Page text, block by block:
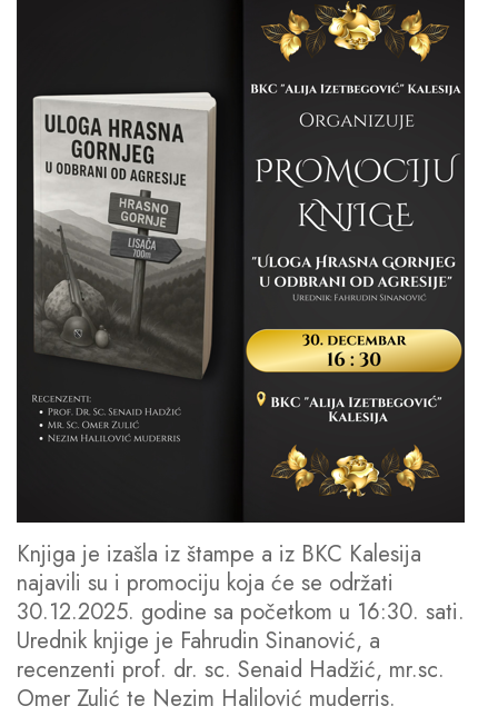
Knjiga je izašla iz štampe a iz BKC Kalesija
najavili su i promociju koja će se održati
30.12.2025. godine sa početkom u 16:30. sati.
Urednik knjige je Fahrudin Sinanović, a
recenzenti prof. dr. sc. Senaid Hadžić, mr.sc.
Omer Zulić te Nezim Halilović muderris.